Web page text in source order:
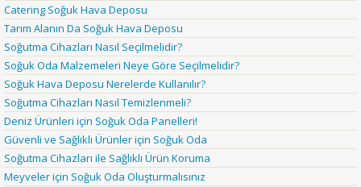
Catering Soğuk Hava Deposu
Tarım Alanın Da Soğuk Hava Deposu
Soğutma Cihazları Nasıl Seçilmelidir?
Soğuk Oda Malzemeleri Neye Göre Seçilmelidir?
Soğuk Hava Deposu Nerelerde Kullanılır?
Soğutma Cihazları Nasıl Temizlenmeli?
Deniz Ürünleri için Soğuk Oda Panelleri!
Güvenli ve Sağlıklı Ürünler için Soğuk Oda
Soğutma Cihazları ile Sağlıklı Ürün Koruma
Meyveler için Soğuk Oda Oluşturmalısınız